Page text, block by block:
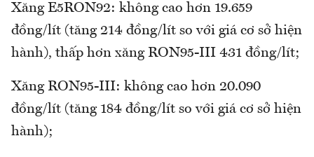
Xăng E5RON92: không cao hơn 19.659
đồng/lít (tăng 214 đồng/lít so với giá cơ sở hiện
hành), thấp hơn xăng RON95-III 431 đồng/lít;
Xăng RON95-III: không cao hơn 20.090
đồng/lít (tăng 184 đồng/lít so với giá cơ sở hiện
hành);